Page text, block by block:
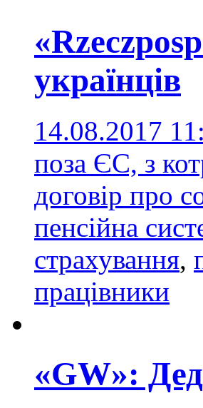
українців
14.08.2017
поза ЄС, з
договір про
пенсійна
страхування,
працівники
«GW»: